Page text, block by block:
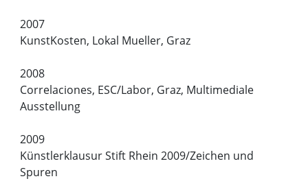
2007
KunstKosten, Lokal Mueller, Graz
2008
Correlaciones, ESC/Labor, Graz, Multimediale
Ausstellung
2009
Künstlerklausur Stift Rhein 2009/Zeichen und
Spuren